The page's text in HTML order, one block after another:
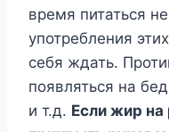
время питаться
употребления
себя ждать.
появляться на
и т.д. Если жир на